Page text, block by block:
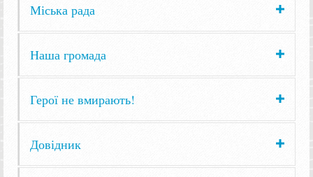
Міська рада
Наша громада
Герої не вмирають!
Довідник